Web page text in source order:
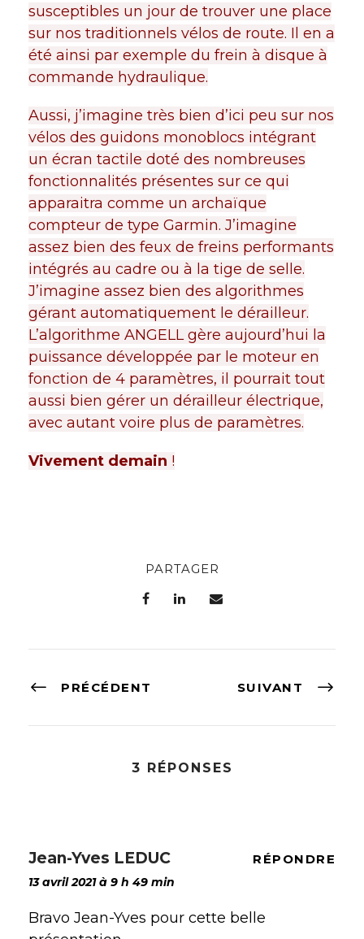
susceptibles un jour de trouver une place
sur nos traditionnels vélos de route. Il en a
été ainsi par exemple du frein à disque à
commande hydraulique.
Aussi, j’imagine très bien d’ici peu sur nos
vélos des guidons monoblocs intégrant
un écran tactile doté des nombreuses
fonctionnalités présentes sur ce qui
apparaitra comme un archaïque
compteur de type Garmin. J’imagine
assez bien des feux de freins performants
intégrés au cadre ou à la tige de selle.
J’imagine assez bien des algorithmes
gérant automatiquement le dérailleur.
L’algorithme ANGELL gère aujourd’hui la
puissance développée par le moteur en
fonction de 4 paramètres, il pourrait tout
aussi bien gérer un dérailleur électrique,
avec autant voire plus de paramètres.
Vivement demain !
PARTAGER
PRÉCÉDENT SUIVANT
3 RÉPONSES
Jean-Yves LEDUC
13 avril 2021 à 9 h 49 min
RÉPONDRE
Bravo Jean-Yves pour cette belle